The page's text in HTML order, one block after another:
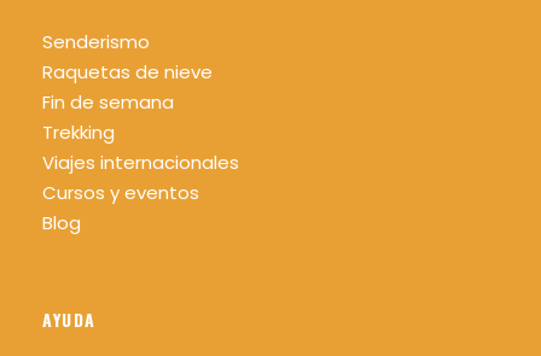
Lugar de salida y regreso
Tuiza de Arriba, Asturias
Senderismo
Raquetas de nieve
Fin de semana
Trekking
Viajes internacionales
Cursos y eventos
Blog
AYUDA